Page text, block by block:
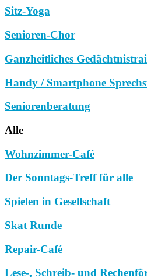
Sitz-Yoga
Senioren-Chor
Ganzheitliches
Handy / Smartphone
Seniorenberatung
Alle
Wohnzimmer-Café
Der Sonntags-Treff für alle
Spielen in Gesellschaft
Skat Runde
Repair-Café
Lese-, Schreib- und